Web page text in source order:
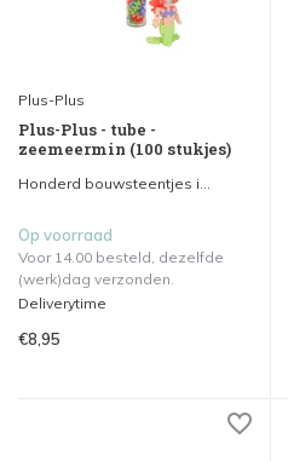
Plus-Plus
Plus-Plus - tube -
zeemeermin (100 stukjes)
Honderd bouwsteentjes i...
Op voorraad
Voor 14.00 besteld, dezelfde
(werk)dag verzonden.
Deliverytime
€8,95